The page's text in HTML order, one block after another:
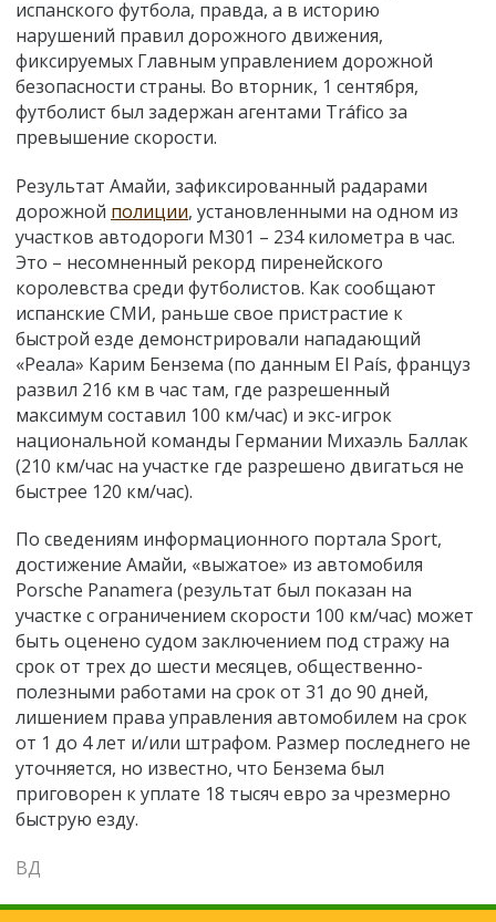
испанского футбола, правда, а в историю
нарушений правил дорожного движения,
фиксируемых Главным управлением дорожной
безопасности страны. Во вторник, 1 сентября,
футболист был задержан агентами Tráfico за
превышение скорости.
Результат Амайи, зафиксированный радарами
дорожной полиции, установленными на одном из
участков автодороги М301 – 234 километра в час.
Это – несомненный рекорд пиренейского
королевства среди футболистов. Как сообщают
испанские СМИ, раньше свое пристрастие к
быстрой езде демонстрировали нападающий
«Реала» Карим Бензема (по данным El País, француз
развил 216 км в час там, где разрешенный
максимум составил 100 км/час) и экс-игрок
национальной команды Германии Михаэль Баллак
(210 км/час на участке где разрешено двигаться не
быстрее 120 км/час).
По сведениям информационного портала Sport,
достижение Амайи, «выжатое» из автомобиля
Porsche Panamera (результат был показан на
участке с ограничением скорости 100 км/час) может
быть оценено судом заключением под стражу на
срок от трех до шести месяцев, общественно-
полезными работами на срок от 31 до 90 дней,
лишением права управления автомобилем на срок
от 1 до 4 лет и/или штрафом. Размер последнего не
уточняется, но известно, что Бензема был
приговорен к уплате 18 тысяч евро за чрезмерно
быструю езду.
ВД